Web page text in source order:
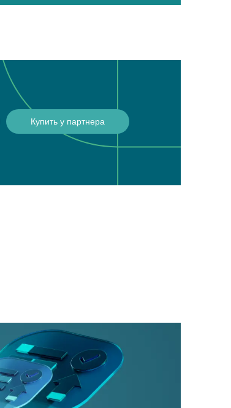
Купить у партнера